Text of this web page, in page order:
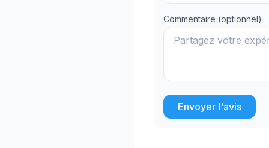
Commentaire (optionnel)
Envoyer l'avis